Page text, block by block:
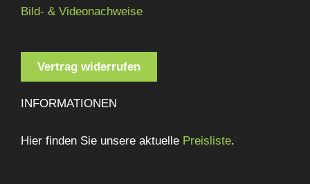
Bild- & Videonachweise
Vertrag widerrufen
INFORMATIONEN
Hier finden Sie unsere aktuelle Preisliste.